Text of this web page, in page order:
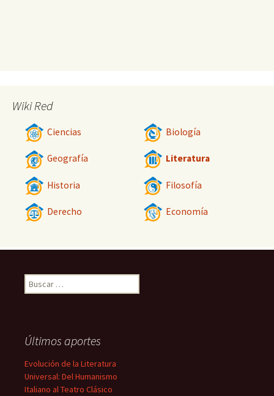
Wiki Red
Ciencias Biología
Geografía Literatura
Historia Filosofía
Derecho Economía
Buscar:
Últimos aportes
Evolución de la Literatura
Universal: Del Humanismo
Italiano al Teatro Clásico